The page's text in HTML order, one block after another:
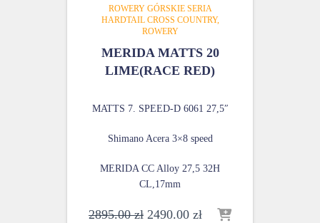
ROWERY GÓRSKIE SERIA
HARDTAIL CROSS COUNTRY
ROWERY
MERIDA MATTS 20
LIME(RACE RED)
MATTS 7. SPEED-D 6061 27,5″
Shimano Acera 3×8 speed
MERIDA CC Alloy 27,5 32H
CL,17mm
2895.00zł Pierwotna
2490.00 złAktualna